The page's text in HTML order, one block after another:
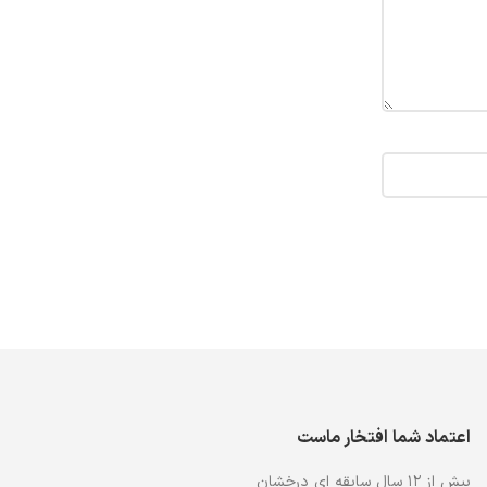
اعتماد شما افتخار ماست
بیش از ۱۲ سال سابقه ای درخشان